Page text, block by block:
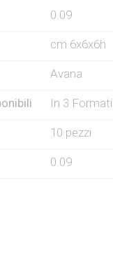
0.09
cm 6x6x6h
Avana
In 3 Formati
10 pezzi
0.09